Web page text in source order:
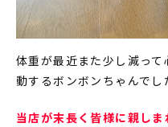
体重が最近また少し減っ
動するボンボンちゃんでし
当店が末長く皆様に親し